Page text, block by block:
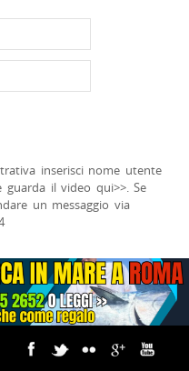
inserisci nome utente
il video qui>>. Se
un messaggio via